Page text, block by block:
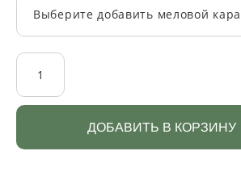
Выберите добавить меловой
ДОБАВИТЬ В КОРЗИНУ